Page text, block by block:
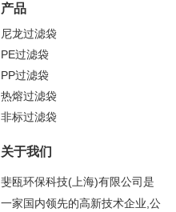
产品
尼龙过滤袋
PE过滤袋
PP过滤袋
热熔过滤袋
非标过滤袋
关于我们
斐瓯环保科技(上海)有限公司是
一家国内领先的高新技术企业,公